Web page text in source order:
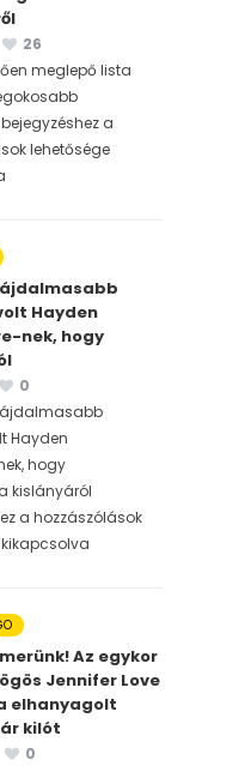
26
meglepő lista
a
lehetősége
Hayden
nek, hogy
0
Hayden
hogy
kislányáról
a hozzászólások
Az egykor
Jennifer Love
elhanyagolt
kilót
0